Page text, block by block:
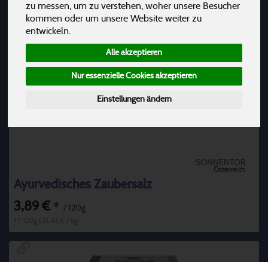
zu messen, um zu verstehen, woher unsere Besucher
kommen oder um unsere Website weiter zu
entwickeln.
Alle akzeptieren
Nur essenzielle Cookies akzeptieren
Einstellungen ändern
SONNENTOR
Österreich
Ayurvedisches Zaubersalz
3,89 € * / 120g